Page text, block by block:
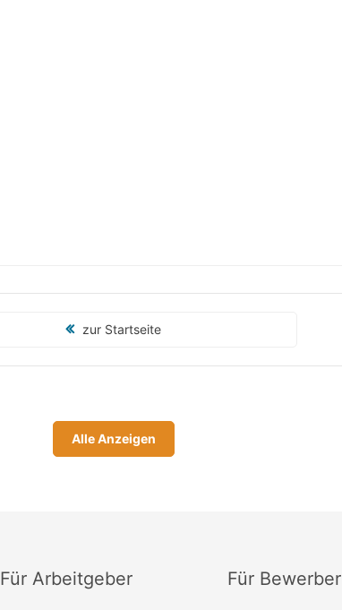
zur Startseite
Alle Anzeigen
Für Arbeitgeber Für Bewerber